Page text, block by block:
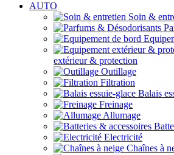
AUTO
Soin &
extérieur & protection
Outillage
Filtration
Balais
Freinage
Allumage
Electricité
Chaînes à